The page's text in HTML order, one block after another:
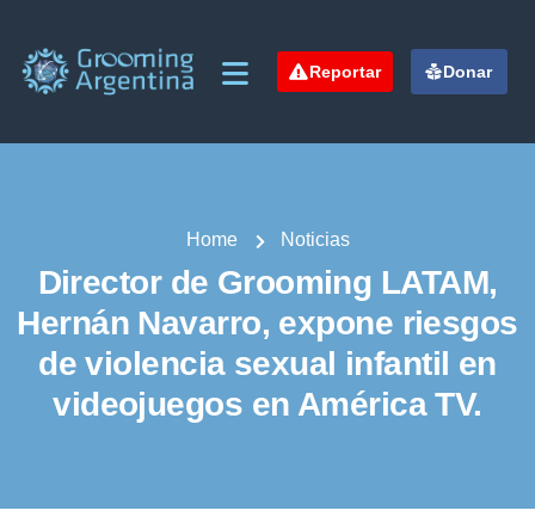
Reportar Donar
Home Noticias
Director de Grooming LATAM,
Hernán Navarro, expone riesgos
de violencia sexual infantil en
videojuegos en América TV.